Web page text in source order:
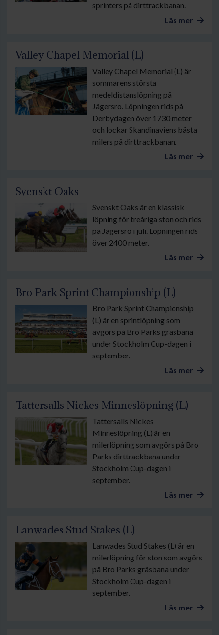
sprinters på dirttrackbanan.
Läs mer
Valley Chapel Memorial (L)
Valley Chapel Memorial (L) är
sommarens största
medeldistanslöpning på
Jägersro. Löpningen rids på
Derbydagen över 1730 meter
och lockar Skandinaviens bästa
milers på dirttrackbanan.
Läs mer
Svenskt Oaks
Svenskt Oaks är en klassisk
löpning för treåriga ston och rids
på Jägersro i juli. Löpningen rids
över 2400 meter.
Läs mer
Bro Park Sprint Championship (L)
Bro Park Sprint Championship
(L) är en sprintlöpning som
avgörs på Bro Parks gräsbana
under Stockholm Cup-dagen i
september.
Läs mer
Tattersalls Nickes Minneslöpning (L)
Tattersalls Nickes
Minneslöpning (L) är en
milerlöpning som avgörs på Bro
Parks dirttrackbana under
Stockholm Cup-dagen i
september.
Läs mer
Lanwades Stud Stakes (L)
Lanwades Stud Stakes (L) är en
milerlöpning för ston som avgörs
på Bro Parks gräsbana under
Stockholm Cup-dagen i
september.
Läs mer